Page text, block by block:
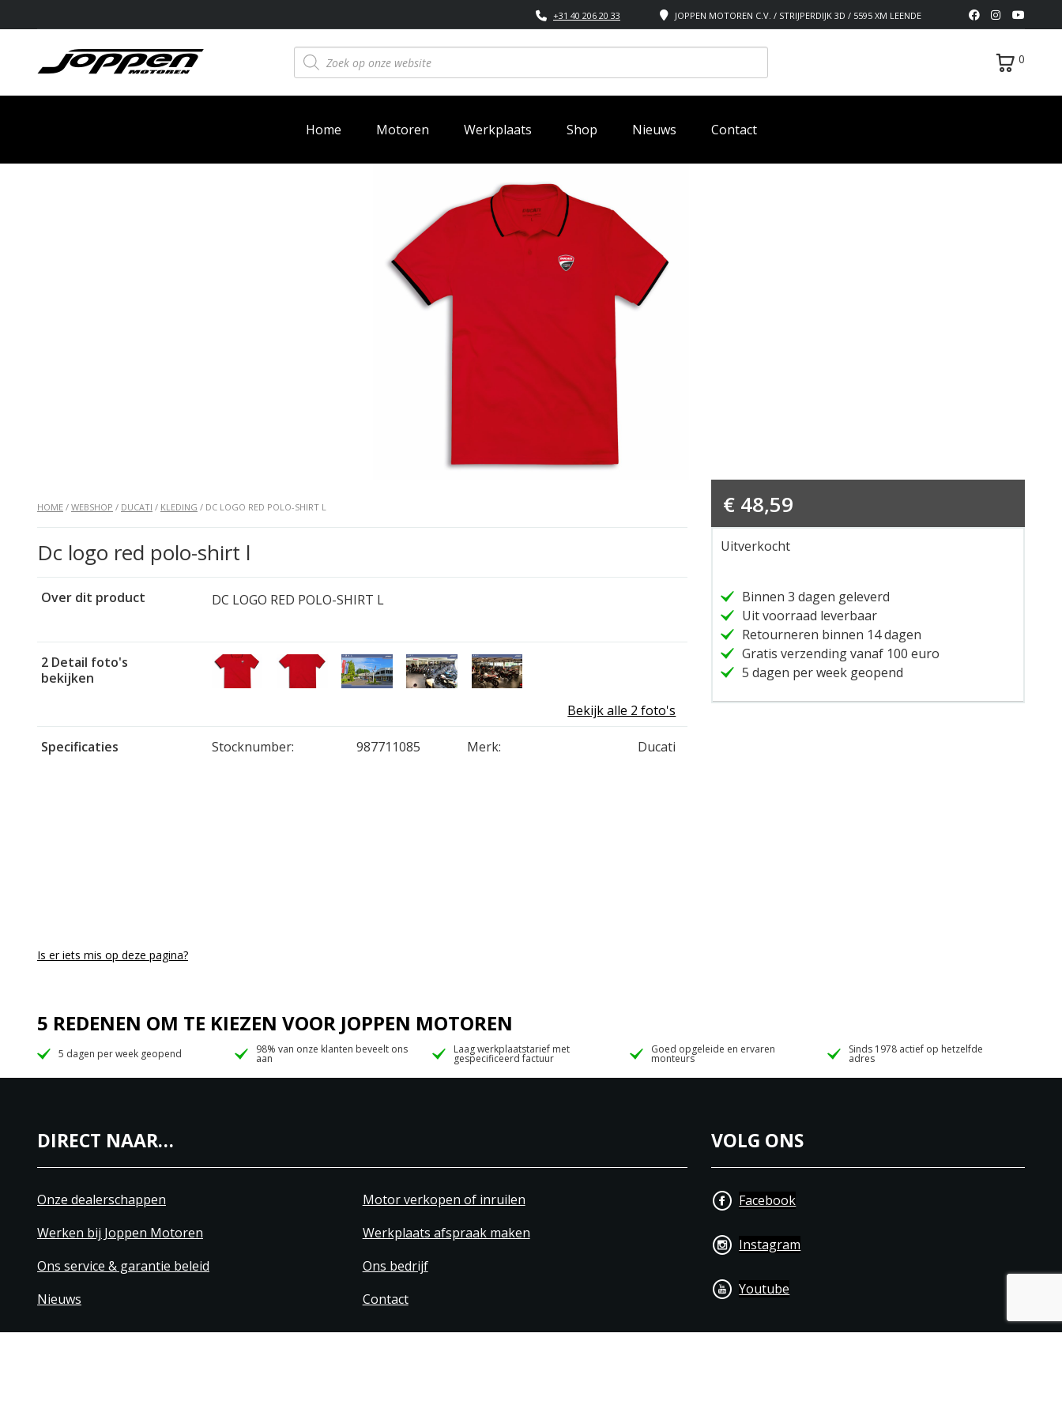
JOPPEN MOTOREN C.V. / STRIJPERDIJK 3D / 5595 XM LEENDE
+31 40 206 20 33
Producten
zoeken 0
Home Motoren Werkplaats Shop Nieuws Contact
HOME / WEBSHOP / DUCATI / KLEDING / DC LOGO RED POLO-SHIRT L
Dc logo red polo-shirt l
Over dit product DC LOGO RED POLO-SHIRT L
2 Detail foto's
bekijken
Bekijk alle 2 foto's
Specificaties Stocknumber: 987711085 Merk: Ducati
€ 48,59
Uitverkocht
Binnen 3 dagen geleverd
Uit voorraad leverbaar
Retourneren binnen 14 dagen
Gratis verzending vanaf 100 euro
5 dagen per week geopend
Is er iets mis op deze pagina?
5 REDENEN OM TE KIEZEN VOOR JOPPEN MOTOREN
5 dagen per week geopend 98% van onze klanten beveelt ons
aan
Laag werkplaatstarief met
gespecificeerd factuur
Goed opgeleide en ervaren
monteurs
Sinds 1978 actief op hetzelfde
adres
DIRECT NAAR…
Onze dealerschappen
Motor verkopen of inruilen
Werken bij Joppen Motoren
Werkplaats afspraak maken
Ons service & garantie beleid
Ons bedrijf
Nieuws
Contact
VOLG ONS
Facebook
Instagram
Youtube